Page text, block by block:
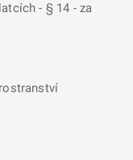
- § 14 - za